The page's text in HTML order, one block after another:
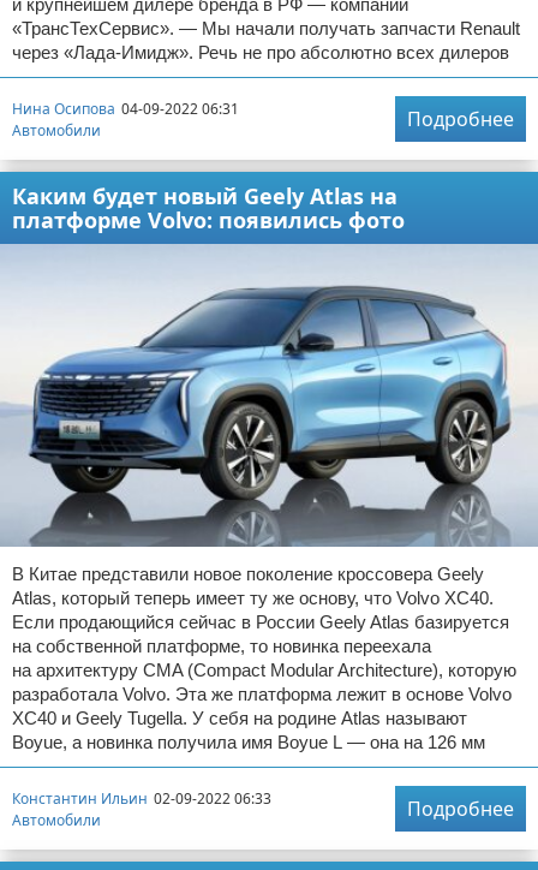
и крупнейшем дилере бренда в РФ — компании
«ТрансТехСервис». — Мы начали получать запчасти Renault
через «Лада-Имидж». Речь не про абсолютно всех дилеров
Нина Осипова 04-09-2022 06:31
Автомобили
Подробнее
Каким будет новый Geely Atlas на
платформе Volvo: появились фото
В Китае представили новое поколение кроссовера Geely
Atlas, который теперь имеет ту же основу, что Volvo XC40.
Если продающийся сейчас в России Geely Atlas базируется
на собственной платформе, то новинка переехала
на архитектуру CMA (Compact Modular Architecture), которую
разработала Volvo. Эта же платформа лежит в основе Volvo
XC40 и Geely Tugella. У себя на родине Atlas называют
Boyue, а новинка получила имя Boyue L — она на 126 мм
Константин Ильин 02-09-2022 06:33
Автомобили
Подробнее